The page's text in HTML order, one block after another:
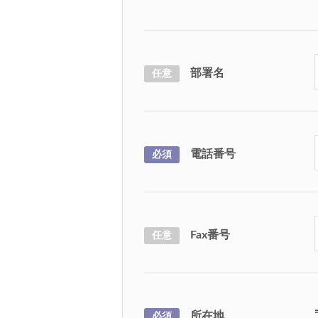
任意 部署名
必須 電話番号
任意 Fax番号